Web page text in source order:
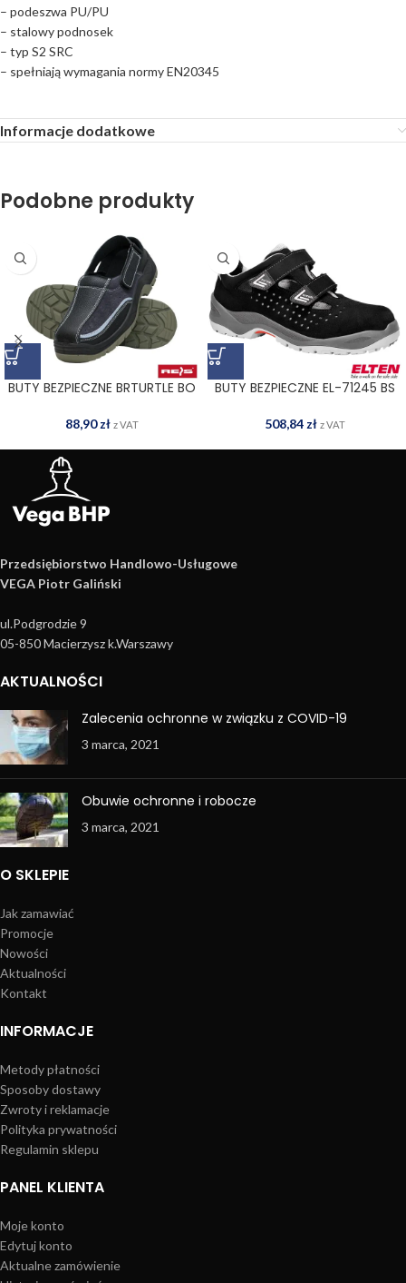
– podeszwa PU/PU
– stalowy podnosek
– typ S2 SRC
– spełniają wymagania normy EN20345
Informacje dodatkowe
Podobne produkty
BUTY BEZPIECZNE BRTURTLE BO
88,90zł z VAT
BUTY BEZPIECZNE EL-71245 BS
508,84 zł z VAT
Przedsiębiorstwo Handlowo­-Usługowe
VEGA Piotr Galiński
ul.Podgrodzie 9
05-850 Macierzysz k.Warszawy
AKTUALNOŚCI
Zalecenia ochronne w związku z COVID-19
3 marca, 2021
Obuwie ochronne i robocze
3 marca, 2021
O SKLEPIE
Jak zamawiać
Promocje
Nowości
Aktualności
Kontakt
INFORMACJE
Metody płatności
Sposoby dostawy
Zwroty i reklamacje
Polityka prywatności
Regulamin sklepu
PANEL KLIENTA
Moje konto
Edytuj konto
Aktualne zamówienie